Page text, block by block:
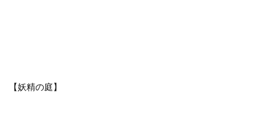
【妖精の庭】